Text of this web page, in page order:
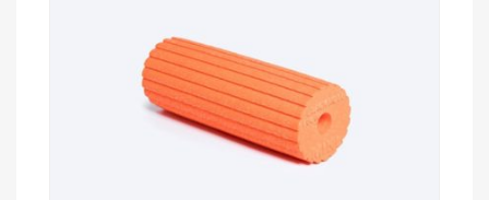
ПРИДБАТИ
Add to Wishlist